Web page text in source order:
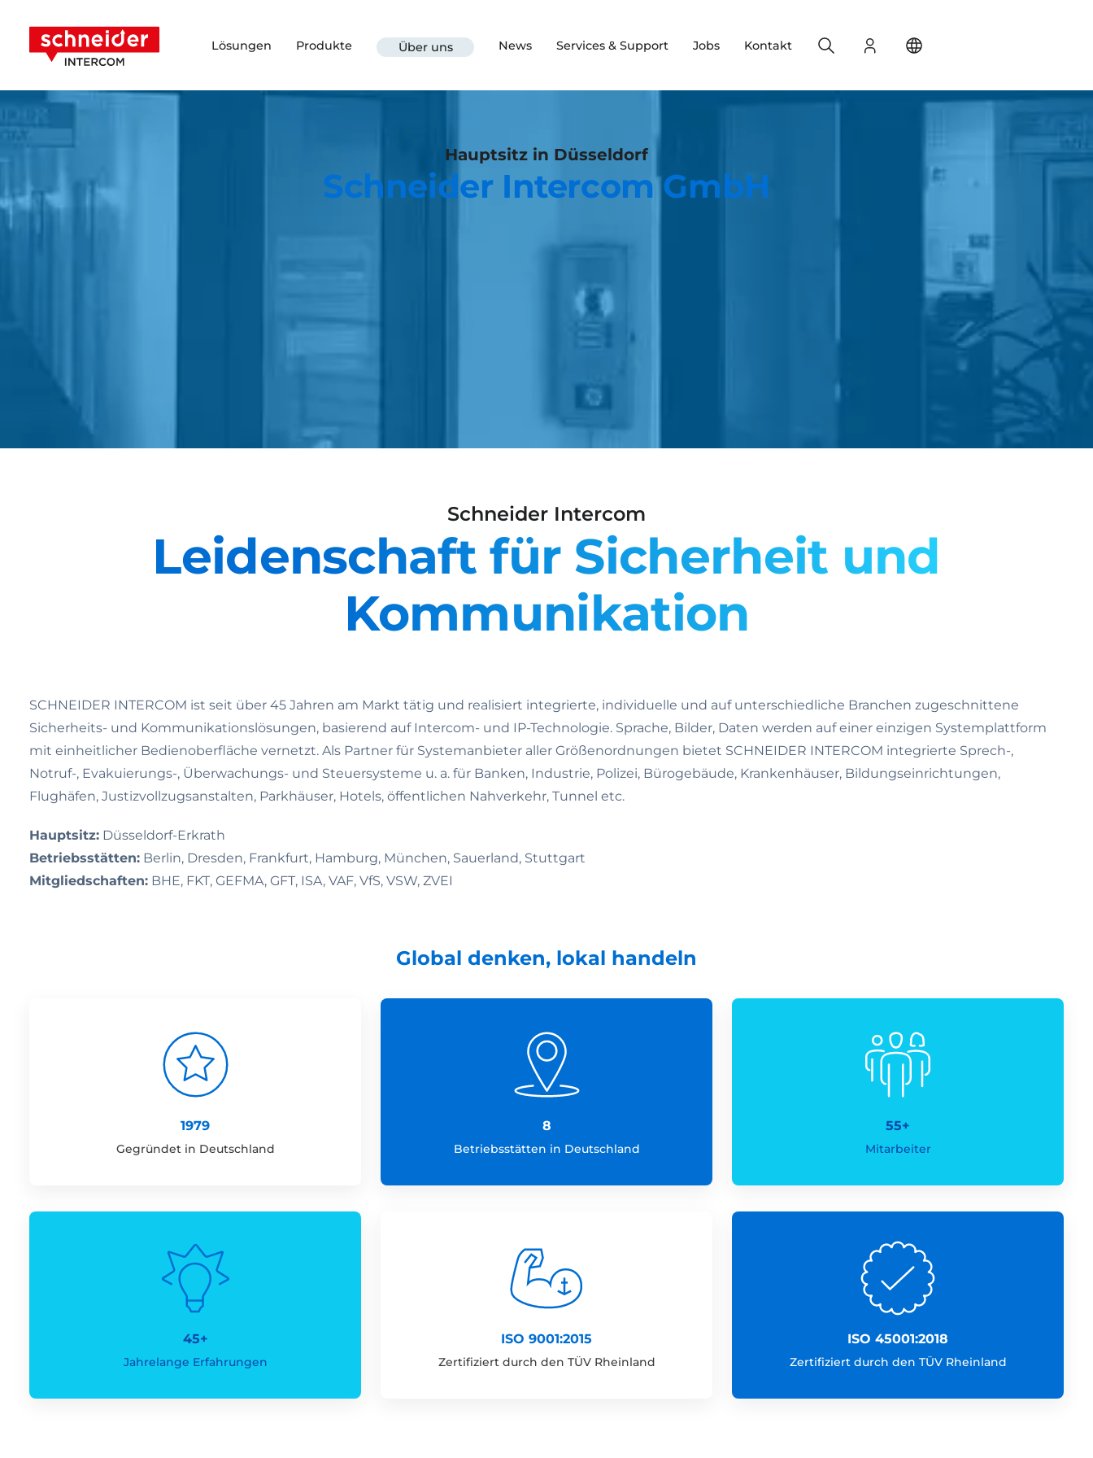
Lösungen Produkte Über uns News Services & Support Jobs Kontakt Login
Search
Hauptsitz in Düsseldorf
Schneider Intercom GmbH
Schneider Intercom
Leidenschaft für Sicherheit und
Kommunikation
SCHNEIDER INTERCOM ist seit über 45 Jahren am Markt tätig und realisiert integrierte, individuelle und auf unterschiedliche Branchen zugeschnittene
Sicherheits- und Kommunikationslösungen, basierend auf Intercom- und IP-Technologie. Sprache, Bilder, Daten werden auf einer einzigen Systemplattform
mit einheitlicher Bedienoberfläche vernetzt. Als Partner für Systemanbieter aller Größenordnungen bietet SCHNEIDER INTERCOM integrierte Sprech-,
Notruf-, Evakuierungs-, Überwachungs- und Steuersysteme u. a. für Banken, Industrie, Polizei, Bürogebäude, Krankenhäuser, Bildungseinrichtungen,
Flughäfen, Justizvollzugsanstalten, Parkhäuser, Hotels, öffentlichen Nahverkehr, Tunnel etc.
Hauptsitz: Düsseldorf-Erkrath
Betriebsstätten: Berlin, Dresden, Frankfurt, Hamburg, München, Sauerland, Stuttgart
Mitgliedschaften: BHE, FKT, GEFMA, GFT, ISA, VAF, VfS, VSW, ZVEI
Global denken, lokal handeln
1979
Gegründet in Deutschland
8
Betriebsstätten in Deutschland
55+
Mitarbeiter
45+
Jahrelange Erfahrungen
ISO 9001:2015
Zertifiziert durch den TÜV Rheinland
ISO 45001:2018
Zertifiziert durch den TÜV Rheinland